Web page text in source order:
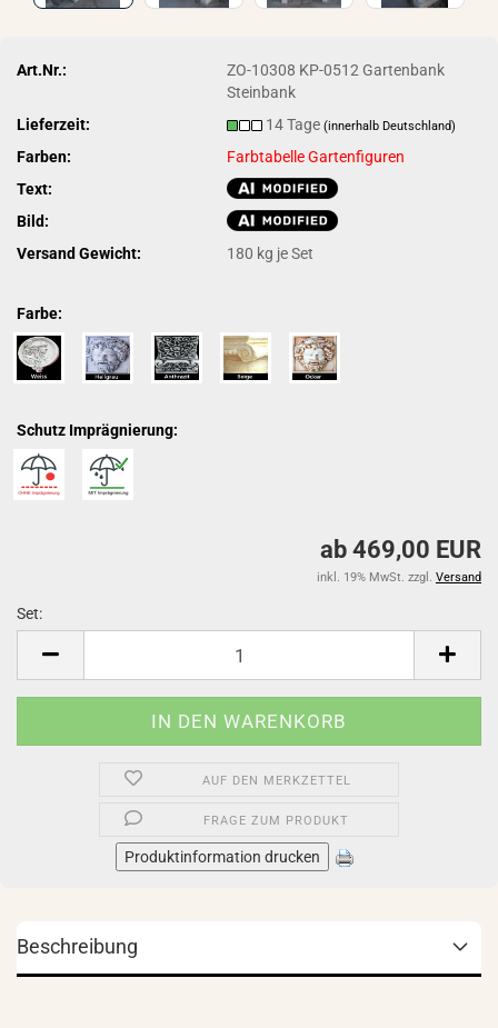
Art.Nr.:
ZO-10308 KP-0512 Gartenbank
Steinbank
Lieferzeit:
14 Tage(innerhalb Deutschland)
Farben:
Farbtabelle Gartenfiguren
Text:
Bild:
Versand Gewicht:
180 kg je Set
Farbe:
Schutz Imprägnierung:
ab 469,00 EUR
inkl. 19% MwSt. zzgl. Versand
Set:
AUF DEN MERKZETTEL
FRAGE ZUM PRODUKT
Produktinformation drucken
Beschreibung